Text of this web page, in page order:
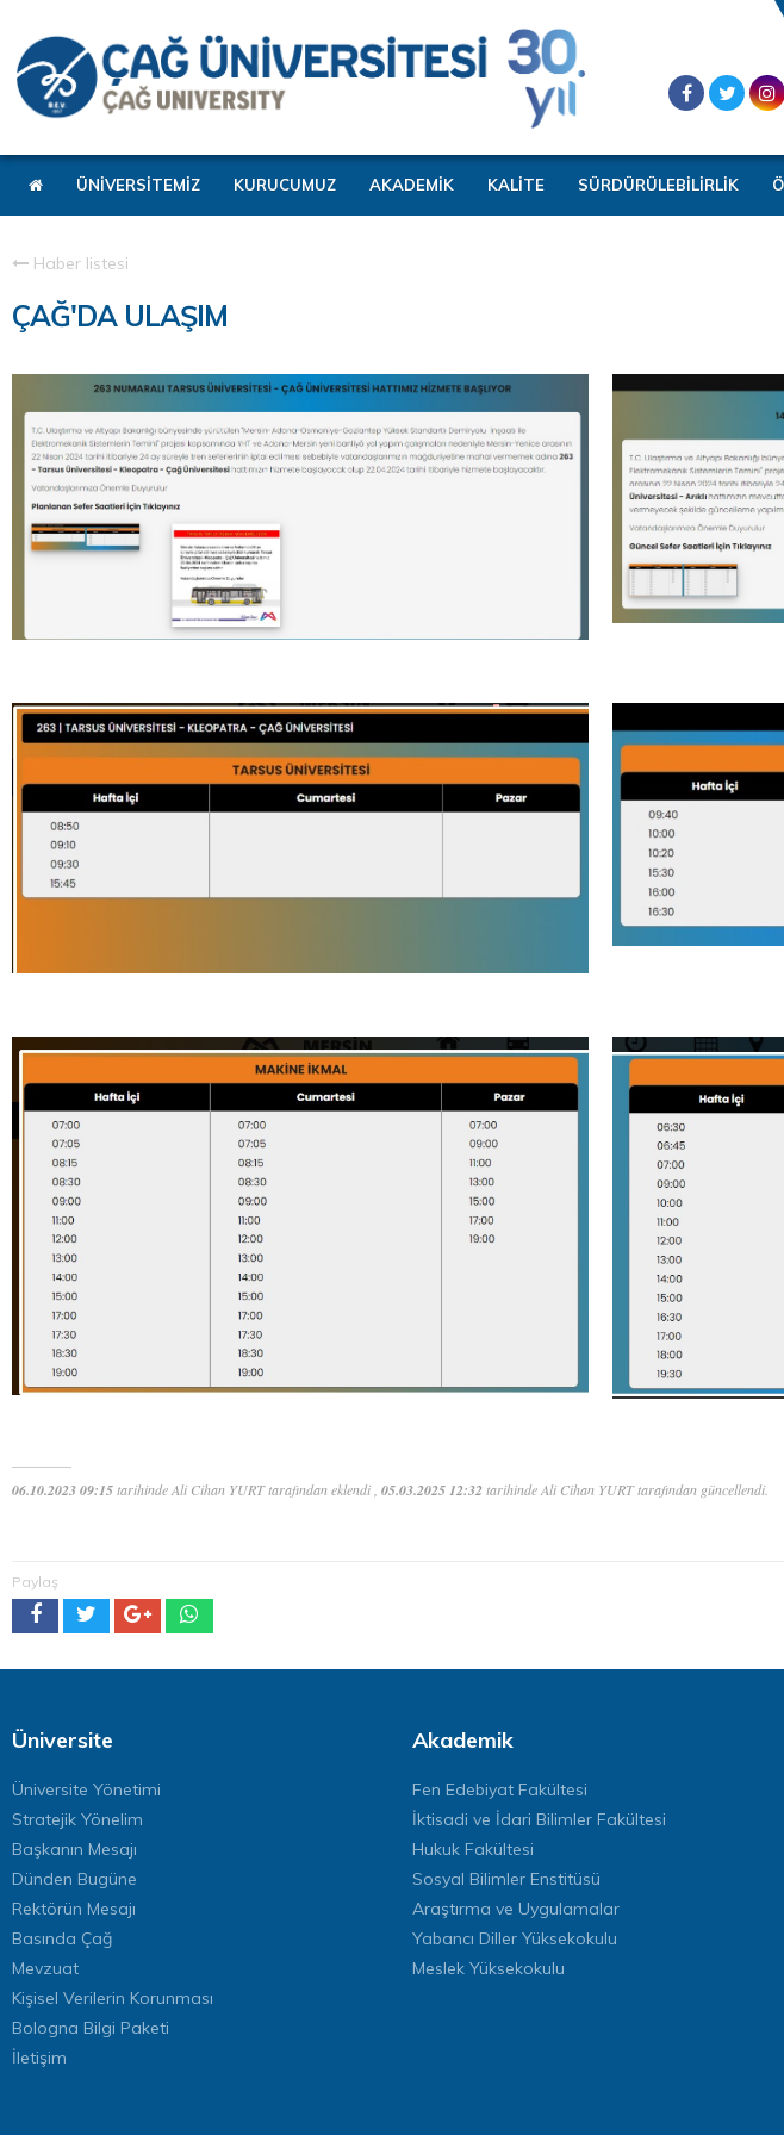
ÜNİVERSİTEMİZ KURUCUMUZ AKADEMİK KALİTE SÜRDÜRÜLEBİLİRLİK
Haber listesi
ÇAĞ'DA ULAŞIM
06.10.2023 09:15tarihinde Ali Cihan YURT tarafından eklendi , 05.03.2025 12:32tarihinde Ali Cihan YURT tarafından güncellendi.
Paylaş
Üniversite
Üniversite Yönetimi
Stratejik Yönelim
Başkanın Mesajı
Dünden Bugüne
Rektörün Mesajı
Basında Çağ
Mevzuat
Kişisel Verilerin Korunması
Bologna Bilgi Paketi
İletişim
Akademik
Fen Edebiyat Fakültesi
İktisadi ve İdari Bilimler Fakültesi
Hukuk Fakültesi
Sosyal Bilimler Enstitüsü
Araştırma ve Uygulamalar
Yabancı Diller Yüksekokulu
Meslek Yüksekokulu